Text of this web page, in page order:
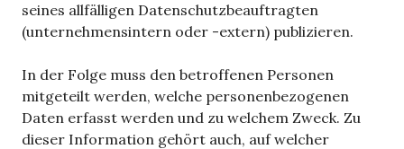
seines allfälligen Datenschutzbeauftragten
(unternehmensintern oder -extern) publizieren.
In der Folge muss den betroffenen Personen
mitgeteilt werden, welche personenbezogenen
Daten erfasst werden und zu welchem Zweck. Zu
dieser Information gehört auch, auf welcher